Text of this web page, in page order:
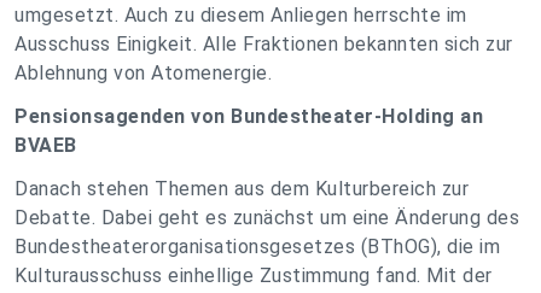
umgesetzt. Auch zu diesem Anliegen herrschte im
Ausschuss Einigkeit. Alle Fraktionen bekannten sich zur
Ablehnung von Atomenergie.
Pensionsagenden von Bundestheater-Holding an
BVAEB
Danach stehen Themen aus dem Kulturbereich zur
Debatte. Dabei geht es zunächst um eine Änderung des
Bundestheaterorganisationsgesetzes (BThOG), die im
Kulturausschuss einhellige Zustimmung fand. Mit der